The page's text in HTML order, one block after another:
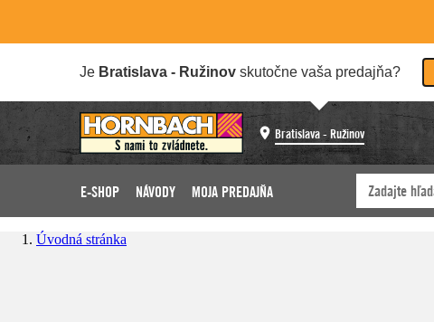
Je Bratislava - Ružinov skutočne vaša predajňa?
Bratislava - Ružinov
E-SHOP NÁVODY MOJA PREDAJŇA
Úvodná stránka